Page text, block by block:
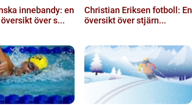
innebandy: en
över s...
Christian Eriksen fotboll: En
översikt över stjärn...